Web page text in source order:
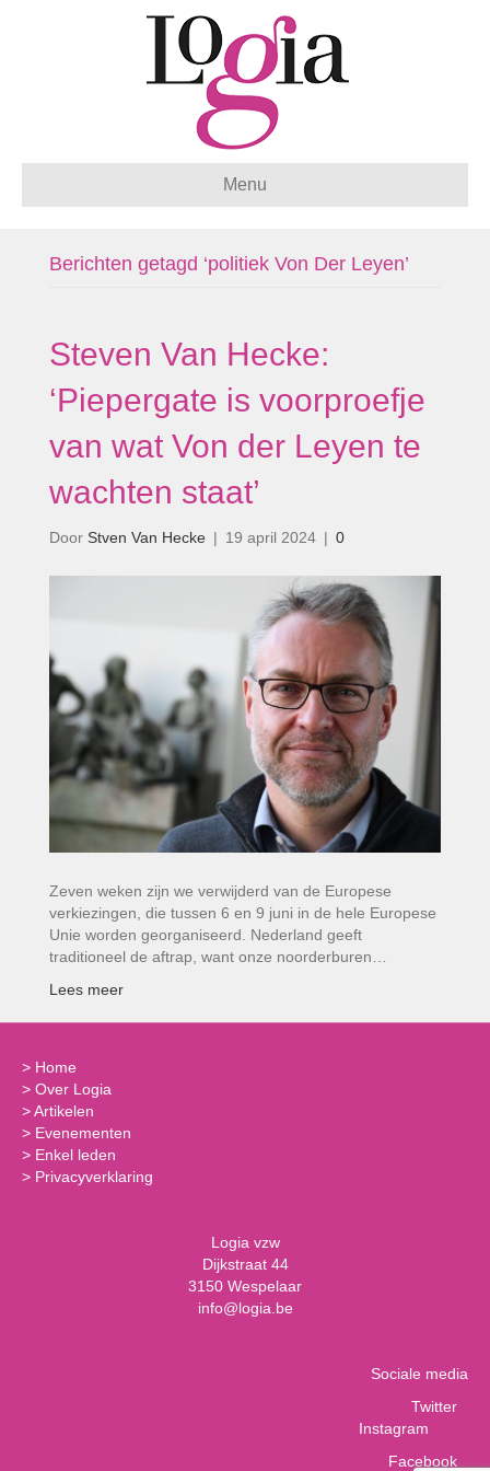
Menu
Berichten getagd ‘politiek Von Der Leyen’
Steven Van Hecke:
‘Piepergate is voorproefje
van wat Von der Leyen te
wachten staat’
Door Stven Van Hecke | 19 april 2024 | 0
Zeven weken zijn we verwijderd van de Europese
verkiezingen, die tussen 6 en 9 juni in de hele Europese
Unie worden georganiseerd. Nederland geeft
traditioneel de aftrap, want onze noorderburen…
Lees meer
> Home
> Over Logia
>Artikelen
> Evenementen
> Enkel leden
> Privacyverklaring
Logia vzw
Dijkstraat 44
3150 Wespelaar
info@logia.be
Sociale media
Twitter
Instagram
Facebook